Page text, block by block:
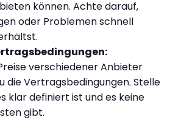
können. Achte darauf,
oder Problemen schnell
verschiedener Anbieter
die Vertragsbedingungen. Stelle
klar definiert ist und es keine
gibt.